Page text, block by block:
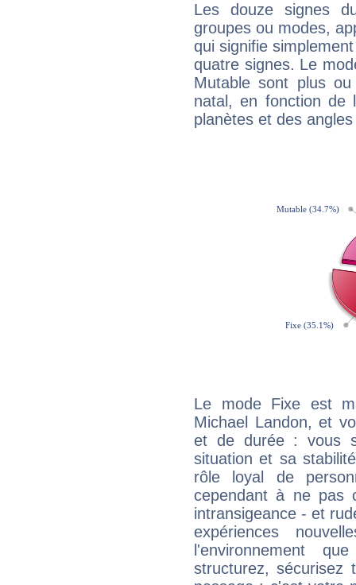
Les douze signes
groupes ou modes,
qui signifie
quatre signes. Le
Mutable sont plus
natal, en fonction de
planètes et des
Le mode Fixe est
Michael Landon, et
et de durée : vous
situation et sa
rôle loyal de
cependant à ne pas
intransigeance - et
expériences
l'environnement
structurez, sécurisez